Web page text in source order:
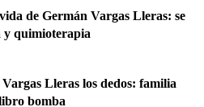
de Germán Vargas Lleras: se
y quimioterapia
Lleras los dedos: familia
bomba